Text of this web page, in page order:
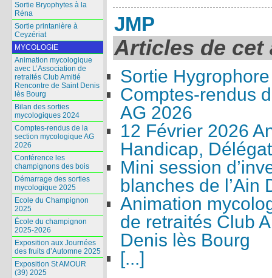
JMP
Articles de cet
Sortie
Comptes-rendus
AG 2026
12 Février 2026
Handicap,
Mini session
blanches de l’Ain
Animation
de retraités Club
Denis lès Bourg
[...]
Sortie Bryophytes à la
Réna
Sortie printanière à
Ceyzériat
MYCOLOGIE
Animation mycologique
avec L’Association de
retraités Club Amitié
Rencontre de Saint Denis
lès Bourg
Bilan des sorties
mycologiques 2024
Comptes-rendus de la
section mycologique AG
2026
Conférence les
champignons des bois
Démarrage des sorties
mycologique 2025
Ecole du Champignon
2025
École du champignon
2025-2026
Exposition aux Journées
des fruits d’Automne 2025
Exposition St AMOUR
(39) 2025